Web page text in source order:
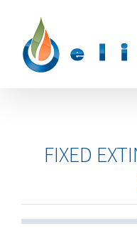
content
FIXED